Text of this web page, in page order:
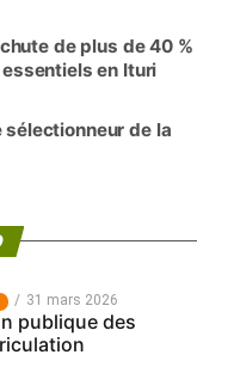
chute de plus de 40 %
en Ituri
sélectionneur de la
31 mars 2026
publique des